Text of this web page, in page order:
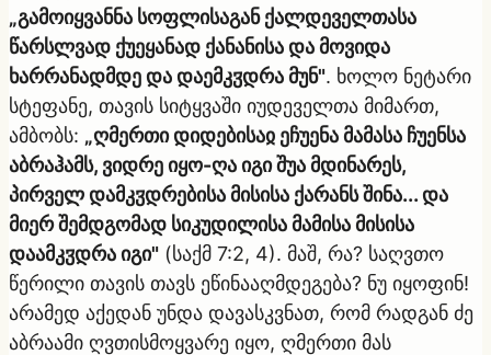
„გამოიყვანნა სოფლისაგან ქალდეველთასა
წარსლვად ქუეყანად ქანანისა და მოვიდა
ხარრანადმდე და დაემკჳდრა მუნ". ხოლო ნეტარი
სტეფანე, თავის სიტყვაში იუდეველთა მიმართ,
ამბობს: „ღმერთი დიდებისაჲ ეჩუენა მამასა ჩუენსა
აბრაჰამს, ვიდრე იყო-ღა იგი შუა მდინარეს,
პირველ დამკჳდრებისა მისისა ქარანს შინა... და
მიერ შემდგომად სიკუდილისა მამისა მისისა
დაამკჳდრა იგი" (საქმ 7:2, 4). მაშ, რა? საღვთო
წერილი თავის თავს ეწინააღმდეგება? ნუ იყოფინ!
არამედ აქედან უნდა დავასკვნათ, რომ რადგან ძე
აბრაამი ღვთისმოყვარე იყო, ღმერთი მას